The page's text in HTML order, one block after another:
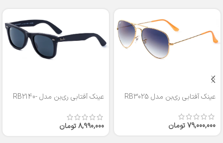
عینک آفتابی ری‌بن مدل RB3025
79,000,000تومان
عینک آفتابی ری‌بن مدل RB2140-
8,990,000تومان